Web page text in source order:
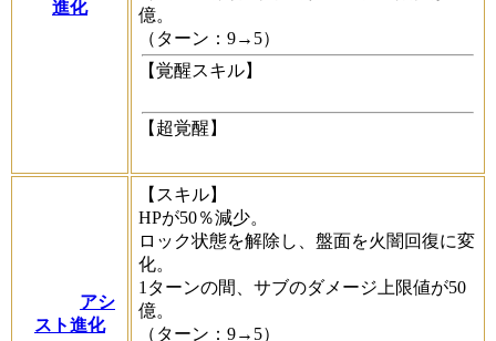
進化
億。
（ターン：9→5）
【覚醒スキル】
【超覚醒】
アシ
スト進化
【スキル】
HPが50％減少。
ロック状態を解除し、盤面を火闇回復に変
化。
1ターンの間、サブのダメージ上限値が50
億。
（ターン：9→5）